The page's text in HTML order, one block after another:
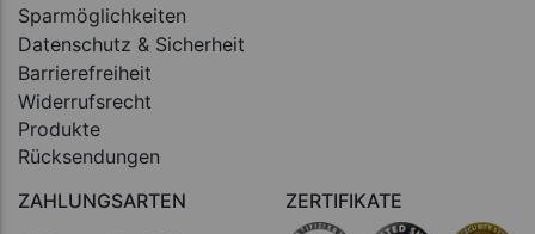
Sparmöglichkeiten
Datenschutz & Sicherheit
Barrierefreiheit
Widerrufsrecht
Produkte
Rücksendungen
ZAHLUNGSARTEN ZERTIFIKATE